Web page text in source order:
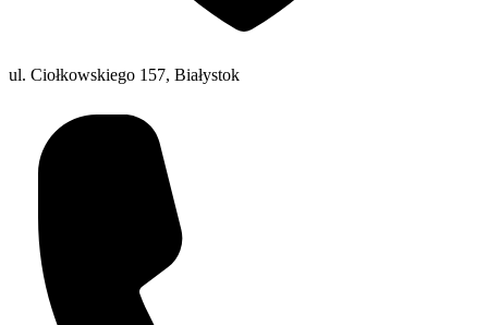
ul. Ciołkowskiego 157, Białystok